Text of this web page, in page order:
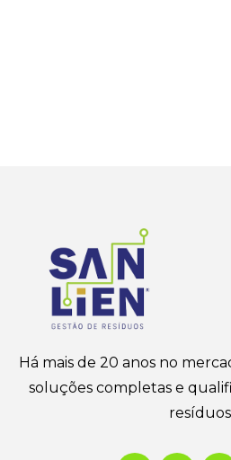
Há mais de 20 anos no
soluções completas e